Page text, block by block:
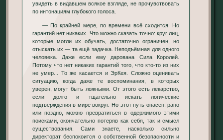
увидеть в видавшем всякое взгляде, не прочувствовать
по интонациям глубокого голоса.
— По крайней мере, по времени всё сходится. Но
гарантий нет никаких. Что можно сказать точно: круг лиц,
которые могли их обучать, достаточно ограничен, но
отыскать их — та ещё задачка. Неподъёмная для одного
человека. Даже если ему дарована Сила Королей.
Потому что нет никаких гарантий того, что кто-то из них
не умер... То же касается и ЭрКея. Сложно оценивать
ситуацию, когда даже те воспоминания, в которых
уверен, могут быть ложными. От этого есть лекарство,
если долго и тщательно искать логические
подтверждения в мире вокруг. Но этот путь опасен: рано
или поздно, можно превратиться в одержимого этими
поисками, окончательно потеряв как себя, так и смысл
существования. Сами знаете, насколько сильно
директорат беспокоится о собственной безопасности и